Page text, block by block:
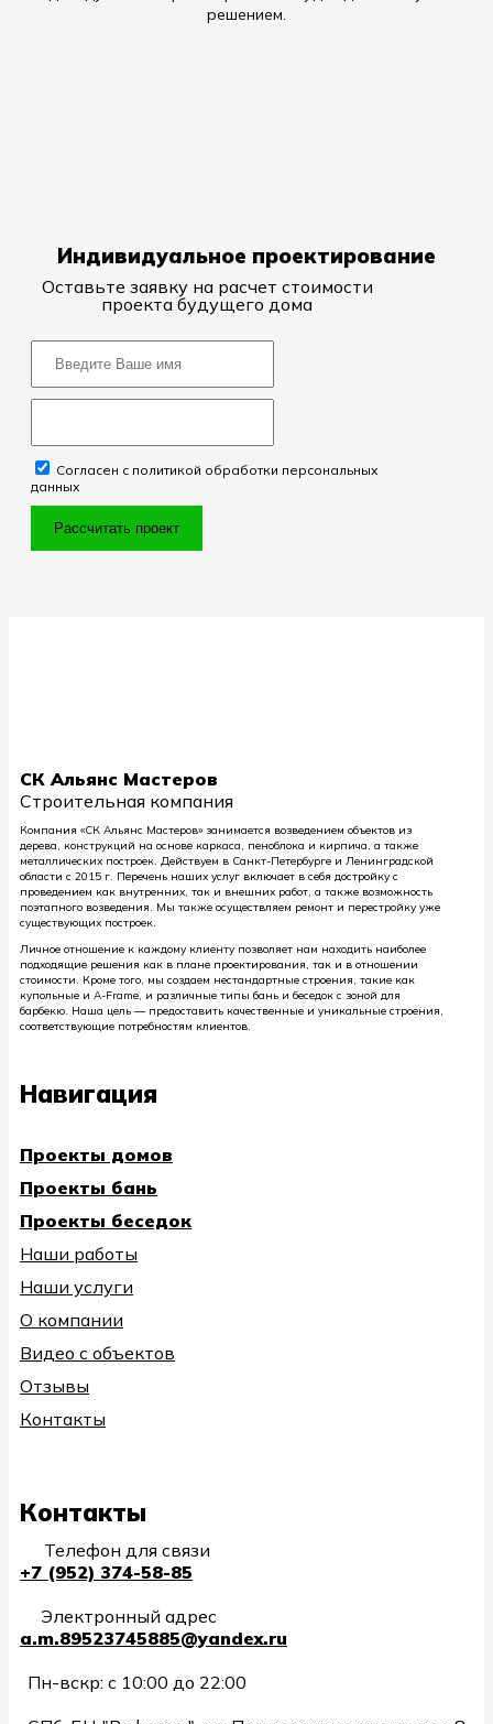
решением.
Индивидуальное проектирование
Оставьте заявку на расчет стоимости
проекта будущего дома
Согласен с политикой обработки персональных
данных
Рассчитать проект
СК Альянс Мастеров
Строительная компания
Компания «СК Альянс Мастеров» занимается возведением объектов из
дерева, конструкций на основе каркаса, пеноблока и кирпича, а также
металлических построек. Действуем в Санкт-Петербурге и Ленинградской
области с 2015 г. Перечень наших услуг включает в себя достройку с
проведением как внутренних, так и внешних работ, а также возможность
поэтапного возведения. Мы также осуществляем ремонт и перестройку уже
существующих построек.
Личное отношение к каждому клиенту позволяет нам находить наиболее
подходящие решения как в плане проектирования, так и в отношении
стоимости. Кроме того, мы создаем нестандартные строения, такие как
купольные и A-Frame, и различные типы бань и беседок с зоной для
барбекю. Наша цель — предоставить качественные и уникальные строения,
соответствующие потребностям клиентов.
Навигация
Проекты домов
Проекты бань
Проекты беседок
Наши работы
Наши услуги
О компании
Видео с объектов
Отзывы
Контакты
Контакты
Телефон для связи
+7 (952) 374-58-85
Электронный адрес
a.m.89523745885@yandex.ru
Пн-вскр: с 10:00 до 22:00